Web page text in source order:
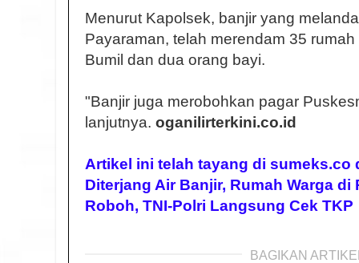
Menurut Kapolsek, banjir yang
Payaraman, telah merendam 35
Bumil dan dua orang bayi.
"Banjir juga merobohkan pagar
lanjutnya. oganilirterkini.co.id
Artikel ini telah tayang di sumeks.co
Diterjang Air Banjir, Rumah Warga di
Roboh, TNI-Polri Langsung Cek TKP
BAGIKAN